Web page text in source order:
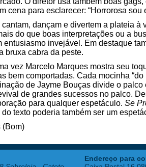
cena para esclarecer: “Horrorosa
dançam e divertem a plateia
do que boas interpretações ou a
entusiasmo invejável. Em destaque
bruxa cabra da peste.
vez Marcelo Marques mostra seu
bem comportadas. Cada mocinha
de Jayme Bouças divide o
de grandes sucessos no palco.
para qualquer espetáculo. Se
texto poderia também ser um
(Bom)
Endereço para